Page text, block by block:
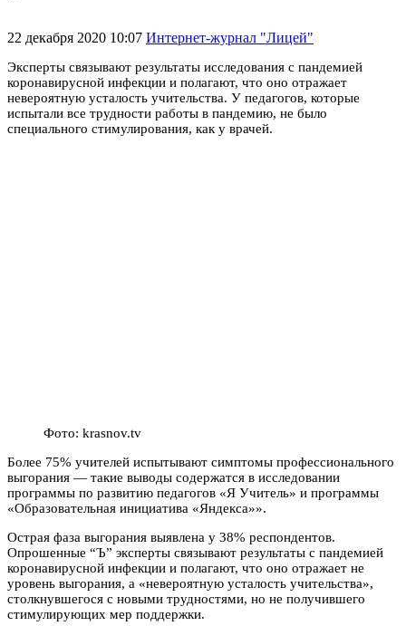
22 декабря 2020 10:07 Интернет-журнал "Лицей"
Эксперты связывают результаты исследования с пандемией
коронавирусной инфекции и полагают, что оно отражает
невероятную усталость учительства. У педагогов, которые
испытали все трудности работы в пандемию, не было
специального стимулирования, как у врачей.
Фото: krasnov.tv
Более 75% учителей испытывают симптомы профессионального
выгорания — такие выводы содержатся в исследовании
программы по развитию педагогов «Я Учитель» и программы
«Образовательная инициатива «Яндекса»».
Острая фаза выгорания выявлена у 38% респондентов.
Опрошенные “Ъ” эксперты связывают результаты с пандемией
коронавирусной инфекции и полагают, что оно отражает не
уровень выгорания, а «невероятную усталость учительства»,
столкнувшегося с новыми трудностями, но не получившего
стимулирующих мер поддержки.